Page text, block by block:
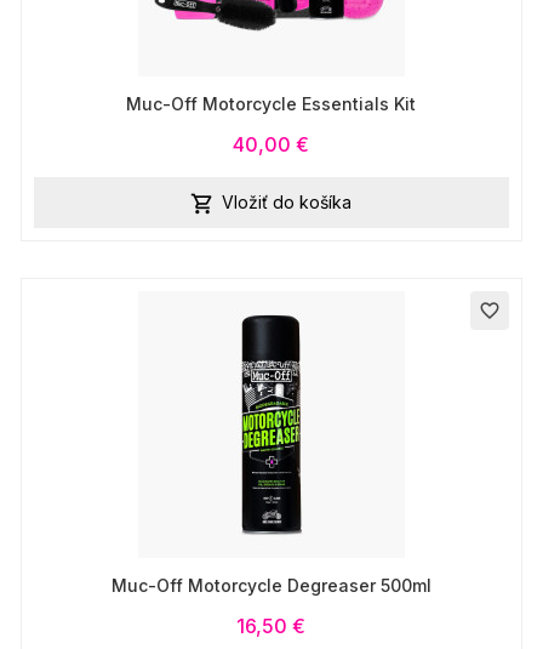
Muc-Off Motorcycle Essentials Kit
40,00 €
 Vložiť do košíka
favorite_border
Muc-Off Motorcycle Degreaser 500ml
16,50 €